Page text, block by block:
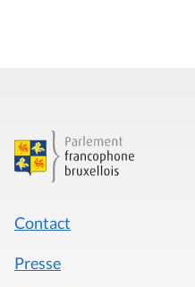
Contact
Presse